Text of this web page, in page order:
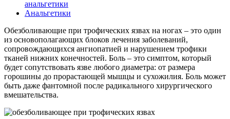
анальгетики
Анальгетики
Обезболивающие при трофических язвах на ногах – это один
из основополагающих блоков лечения заболеваний,
сопровождающихся ангиопатией и нарушением трофики
тканей нижних конечностей. Боль – это симптом, который
будет сопутствовать язве любого диаметра: от размера
горошины до прорастающей мышцы и сухожилия. Боль может
быть даже фантомной после радикального хирургического
вмешательства.